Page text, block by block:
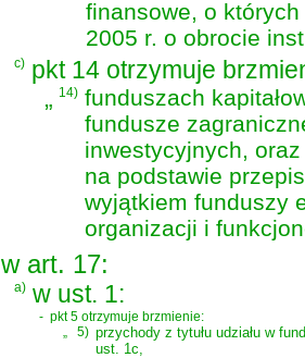
finansowe, o
2005 r. o obrocie
c) pkt 14 otrzymuje
„ 14) funduszach
fundusze
inwestycyjnych,
na podstawie
wyjątkiem funduszy
organizacji i
w art. 17:
a) w ust. 1:
- pkt 5 otrzymuje brzmienie:
5) przychody z tytułu udziału w
ust. 1c,